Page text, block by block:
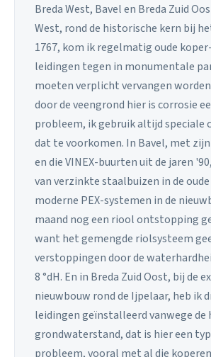
Breda West, Bavel en Breda Zuid
West, rond de historische kern bij
1767, kom ik regelmatig oude
leidingen tegen in monumentale
moeten verplicht vervangen
door de veengrond hier is corrosie
probleem, ik gebruik altijd speciale
dat te voorkomen. In Bavel, met
en die VINEX-buurten uit de jaren
van verzinkte staalbuizen in de
moderne PEX-systemen in de
maand nog een riool ontstopping
want het gemengde riolsysteem
verstoppingen door de
8 °dH. En in Breda Zuid Oost, bij de
nieuwbouw rond de Ijpelaar, heb ik
leidingen geïnstalleerd vanwege de
grondwaterstand, dat is hier een
probleem, vooral met al die